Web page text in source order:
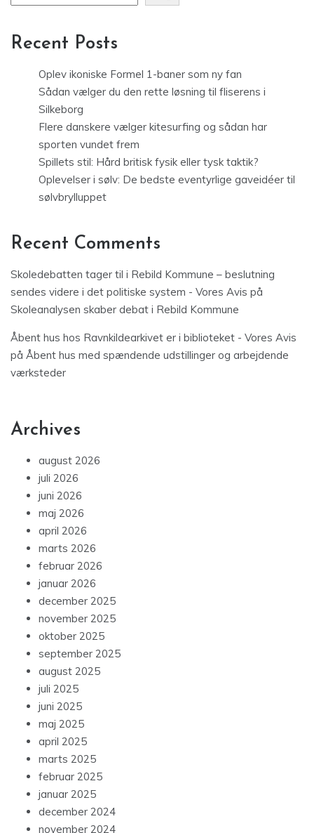
Recent Posts
Oplev ikoniske Formel 1-baner som ny fan
Sådan vælger du den rette løsning til fliserens i
Silkeborg
Flere danskere vælger kitesurfing og sådan har
sporten vundet frem
Spillets stil: Hård britisk fysik eller tysk taktik?
Oplevelser i sølv: De bedste eventyrlige gaveidéer til
sølvbrylluppet
Recent Comments
Skoledebatten tager til i Rebild Kommune – beslutning
sendes videre i det politiske system - Vores Avis på
Skoleanalysen skaber debat i Rebild Kommune
Åbent hus hos Ravnkildearkivet er i biblioteket - Vores Avis
på Åbent hus med spændende udstillinger og arbejdende
værksteder
Archives
august 2026
juli 2026
juni 2026
maj 2026
april 2026
marts 2026
februar 2026
januar 2026
december 2025
november 2025
oktober 2025
september 2025
august 2025
juli 2025
juni 2025
maj 2025
april 2025
marts 2025
februar 2025
januar 2025
december 2024
november 2024